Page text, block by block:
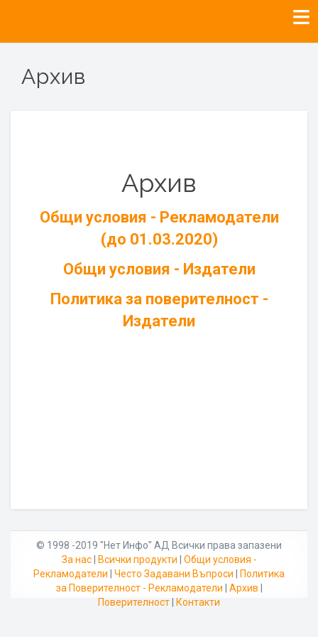
Архив
Архив
Общи условия - Рекламодатели
(до 01.03.2020)
Общи условия - Издатели
Политика за поверителност -
Издатели
© 1998 -2019 "Нет Инфо" АД Всички права запазени
За нас| Всички продукти
Общи условия -
Рекламодатели
Често Задавани Въпроси
Политика
за Поверителност - Рекламодатели
Архив
Поверителност
Контакти